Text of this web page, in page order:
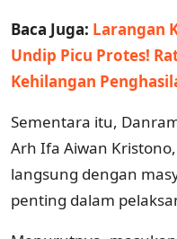
Baca Juga: Larangan
Undip Picu Protes!
Kehilangan
Sementara itu,
Arh Ifa Aiwan
langsung dengan
penting dalam